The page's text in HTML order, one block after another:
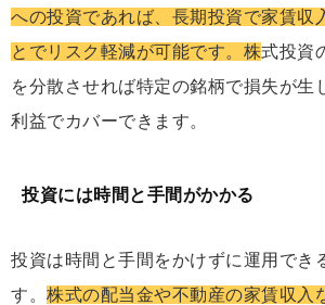
への投資であれば、長期投資で家賃収
とでリスク軽減が可能です。株式投資
を分散させれば特定の銘柄で損失が生
利益でカバーできます。
投資には時間と手間がかかる
投資は時間と手間をかけずに運用でき
す。 株式の配当金や不動産の家賃収入